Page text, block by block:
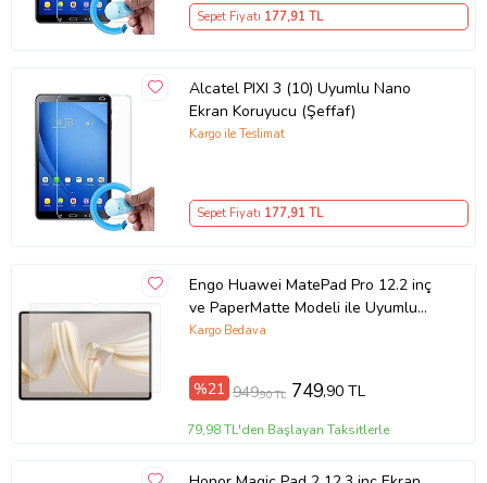
Sepet Fiyatı 177,91 TL
Alcatel PIXI 3 (10) Uyumlu Nano
Ekran Koruyucu (Şeffaf)
Kargo ile Teslimat
Sepet Fiyatı 177,91 TL
Engo Huawei MatePad Pro 12.2 inç
ve PaperMatte Modeli ile Uyumlu
Paperfeel Ekran Koruyucu (Şeffaf)
Kargo Bedava
%21 949,90 TL 749,90 TL
79,98 TL'den Başlayan Taksitlerle